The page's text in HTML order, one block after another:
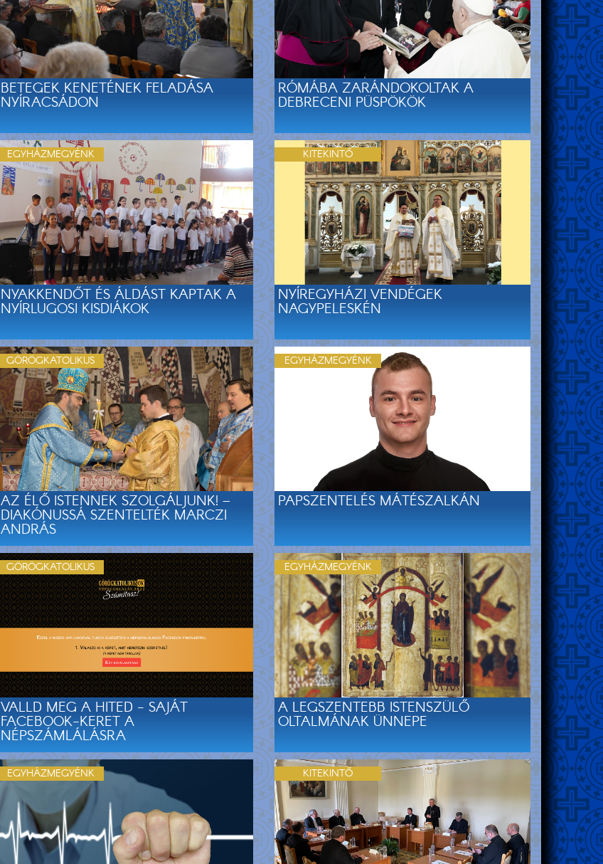
BETEGEK KENETÉNEK FELADÁSA
NYÍRACSÁDON
RÓMÁBA ZARÁNDOKOLTAK A
DEBRECENI PÜSPÖKÖK
NYAKKENDŐT ÉS ÁLDÁST KAPTAK A
NYÍRLUGOSI KISDIÁKOK
EGYHÁZMEGYÉNK
NYÍREGYHÁZI VENDÉGEK
NAGYPELESKÉN
KITEKINTŐ
AZ ÉLŐ ISTENNEK SZOLGÁLJUNK! –
DIAKÓNUSSÁ SZENTELTÉK MARCZI
ANDRÁS
GÖRÖGKATOLIKUS
PAPSZENTELÉS MÁTÉSZALKÁN
EGYHÁZMEGYÉNK
VALLD MEG A HITED - SAJÁT
FACEBOOK-KERET A
NÉPSZÁMLÁLÁSRA
GÖRÖGKATOLIKUS
A LEGSZENTEBB ISTENSZÜLŐ
OLTALMÁNAK ÜNNEPE
EGYHÁZMEGYÉNK
EGYHÁZMEGYÉNK KITEKINTŐ